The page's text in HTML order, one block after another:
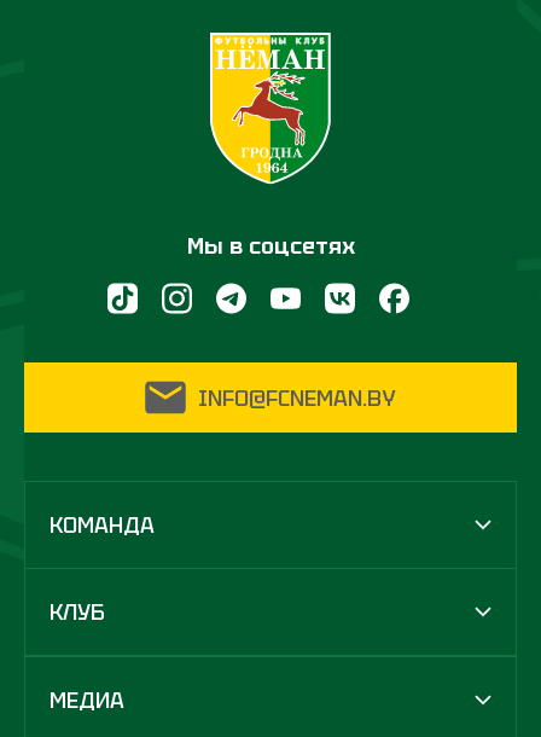
Мы в соцсетях
INFO@FCNEMAN.BY
КОМАНДА
КЛУБ
МЕДИА